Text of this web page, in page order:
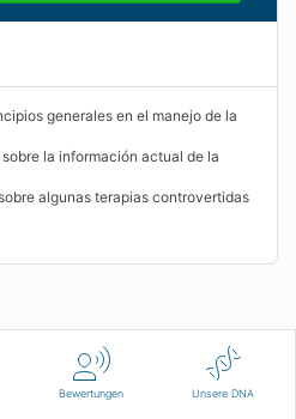
Bewertungen Unsere DNA
generales en el manejo de la
la información actual de la
algunas terapias controvertidas
Kontaktieren Sie uns